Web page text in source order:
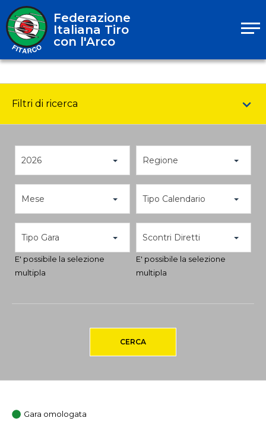
Federazione
Italiana Tiro
con l'Arco
Filtri di ricerca
2026 Regione
Mese Tipo Calendario
Tipo Gara
E' possibile la selezione
multipla
Scontri Diretti
E' possibile la selezione
multipla
CERCA
Gara omologata